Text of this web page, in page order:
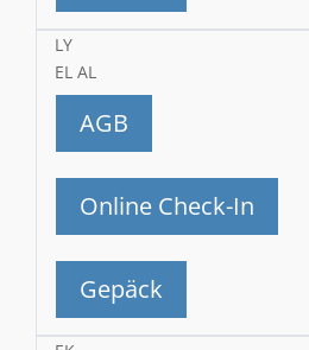
LY
EL AL
AGB
Online Check-In
Gepäck